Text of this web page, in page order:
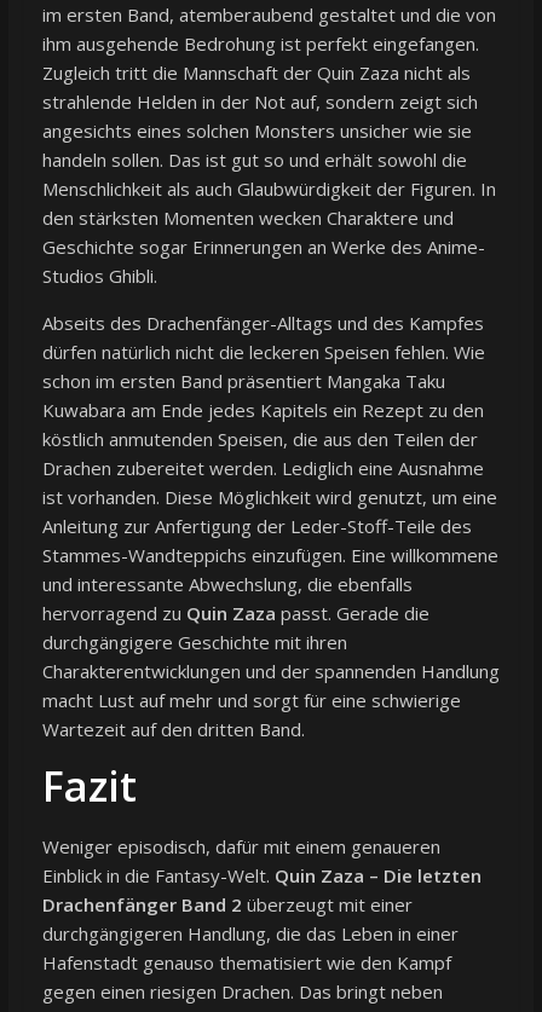
im ersten Band, atemberaubend gestaltet und die von
ihm ausgehende Bedrohung ist perfekt eingefangen.
Zugleich tritt die Mannschaft der Quin Zaza nicht als
strahlende Helden in der Not auf, sondern zeigt sich
angesichts eines solchen Monsters unsicher wie sie
handeln sollen. Das ist gut so und erhält sowohl die
Menschlichkeit als auch Glaubwürdigkeit der Figuren. In
den stärksten Momenten wecken Charaktere und
Geschichte sogar Erinnerungen an Werke des Anime-
Studios Ghibli.
Abseits des Drachenfänger-Alltags und des Kampfes
dürfen natürlich nicht die leckeren Speisen fehlen. Wie
schon im ersten Band präsentiert Mangaka Taku
Kuwabara am Ende jedes Kapitels ein Rezept zu den
köstlich anmutenden Speisen, die aus den Teilen der
Drachen zubereitet werden. Lediglich eine Ausnahme
ist vorhanden. Diese Möglichkeit wird genutzt, um eine
Anleitung zur Anfertigung der Leder-Stoff-Teile des
Stammes-Wandteppichs einzufügen. Eine willkommene
und interessante Abwechslung, die ebenfalls
hervorragend zu Quin Zaza passt. Gerade die
durchgängigere Geschichte mit ihren
Charakterentwicklungen und der spannenden Handlung
macht Lust auf mehr und sorgt für eine schwierige
Wartezeit auf den dritten Band.
Fazit
Weniger episodisch, dafür mit einem genaueren
Einblick in die Fantasy-Welt. Quin Zaza – Die letzten
Drachenfänger Band 2 überzeugt mit einer
durchgängigeren Handlung, die das Leben in einer
Hafenstadt genauso thematisiert wie den Kampf
gegen einen riesigen Drachen. Das bringt neben